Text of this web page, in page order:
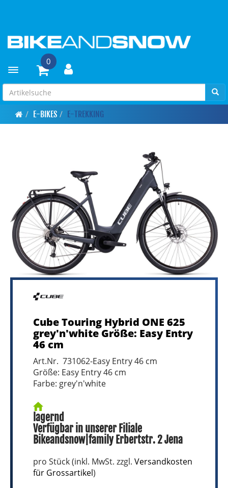
Toggle navigation
0
E-BIKES E-TREKKING
Cube Touring Hybrid ONE 625
grey'n'white Größe: Easy Entry
46 cm
Art.Nr. 731062-Easy Entry 46 cm
Größe: Easy Entry 46 cm
Farbe: grey'n'white
lagernd
Verfügbar in unserer Filiale
Bikeandsnow|family Erbertstr. 2 Jena
pro Stück (inkl. MwSt. zzgl. Versandkosten
für Grossartikel)